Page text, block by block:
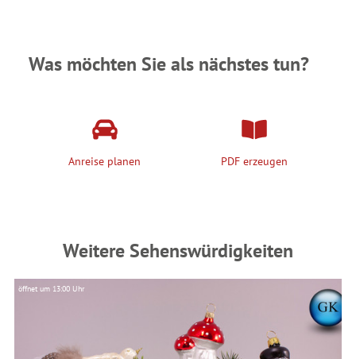
Was möchten Sie als nächstes tun?
Anreise planen PDF erzeugen
Weitere Sehenswürdigkeiten
öffnet um 13:00 Uhr